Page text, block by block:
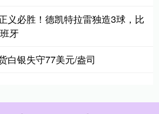
义必胜！德凯特拉雷独造3球，比
牙
白银失守77美元/盎司